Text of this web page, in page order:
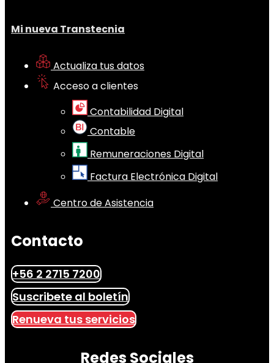
Mi nueva Transtecnia
Actualiza tus datos
Acceso a clientes
Contabilidad Digital
Contable
Remuneraciones Digital
Factura Electrónica Digital
Centro de Asistencia
Contacto
+56 2 2715 7200
Suscribete al boletín
Renueva tus servicios
Redes Sociales